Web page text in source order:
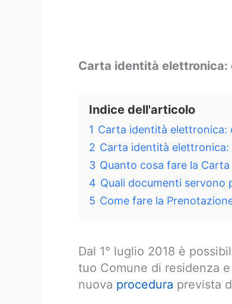
Carta identità elettronica:
Indice dell'articolo
1 Carta identità elettronica:
2 Carta identità elettronica:
3 Quanto cosa fare la
4 Quali documenti
5 Come fare la
Dal 1° luglio 2018 è
tuo Comune di residenza
nuova procedura prevista